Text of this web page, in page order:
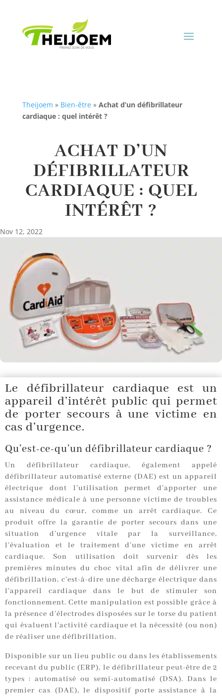
Theijoem » Bien-être» Achat d’un défibrillateur
cardiaque : quel intérêt ?
ACHAT D’UN
DÉFIBRILLATEUR
CARDIAQUE : QUEL
INTÉRÊT ?
Nov 12, 2022
Le défibrillateur cardiaque est un
appareil d’intérêt public qui permet
de porter secours à une victime en
cas d’urgence.
Qu’est-ce-qu’un défibrillateur cardiaque ?
Un défibrillateur cardiaque, également appelé
défibrillateur automatisé externe (DAE) est un appareil
électrique dont l’utilisation permet d’apporter une
assistance médicale à une personne victime de troubles
au niveau du cœur, comme un arrêt cardiaque. Ce
produit offre la garantie de porter secours dans une
situation d’urgence vitale par la surveillance,
l’évaluation et le traitement d’une victime en arrêt
cardiaque. Son utilisation doit survenir dès les
premières minutes du choc vital afin de délivrer une
défibrillation, c’est-à-dire une décharge électrique dans
l’appareil cardiaque dans le but de stimuler son
fonctionnement. Cette manipulation est possible grâce à
la présence d’électrodes disposées sur le torse du patient
qui évaluent l’activité cardiaque et la nécessité (ou non)
de réaliser une défibrillation.
Disponible sur un lieu public ou dans les établissements
recevant du public (ERP), le défibrillateur peut-être de 2
types : automatisé ou semi-automatisé (DSA). Dans le
premier cas (DAE), le dispositif porte assistance à la